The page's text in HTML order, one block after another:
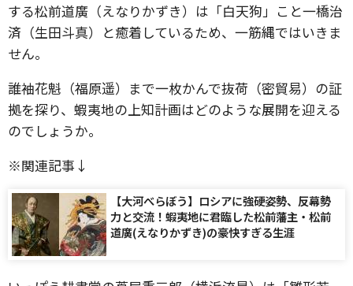
する松前道廣（えなりかずき）は「白天狗」こと一橋治
済（生田斗真）と癒着しているため、一筋縄ではいきま
せん。
誰袖花魁（福原遥）まで一枚かんで抜荷（密貿易）の証
拠を探り、蝦夷地の上知計画はどのような展開を迎える
のでしょうか。
※関連記事↓
【大河べらぼう】ロシアに強硬姿勢、反幕勢
力と交流！蝦夷地に君臨した松前藩主・松前
道廣(えなりかずき)の豪快すぎる生涯